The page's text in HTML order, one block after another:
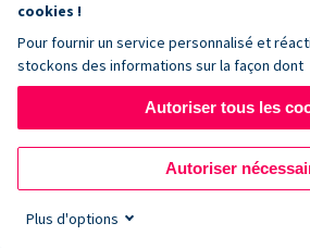
How to Create a Nonprofit
cookies !
Pour fournir un service personnalisé et
stockons des informations sur la façon dont
Autoriser tous les
Autoriser
Plus d'options